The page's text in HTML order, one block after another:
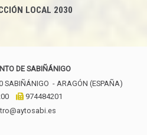
LOCAL 2030
DE SABIÑÁNIGO
SABIÑÁNIGO - ARAGÓN (ESPAÑA)
974484201